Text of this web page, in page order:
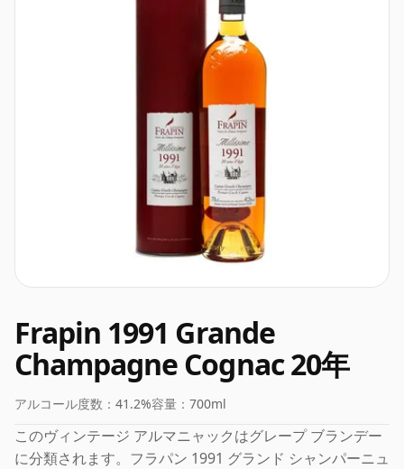
Frapin 1991 Grande
Champagne Cognac 20年
アルコール度数： 41.2%容量： 700ml
このヴィンテージ アルマニャックはグレープ ブランデー
に分類されます。フラパン 1991 グランド シャンパーニュ